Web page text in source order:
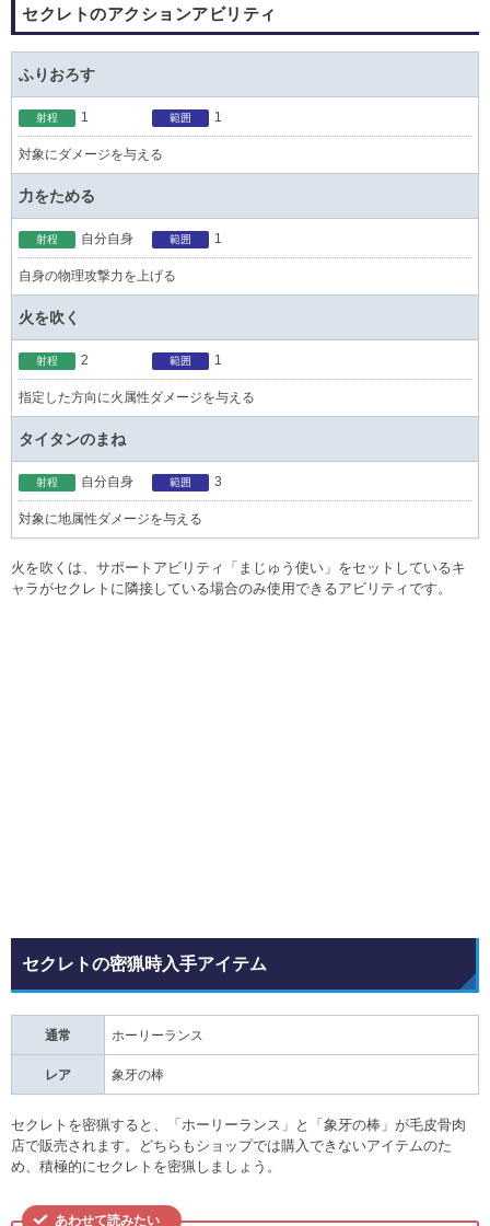
セクレトのアクションアビリティ
ふりおろす
射程 1 範囲 1
対象にダメージを与える
力をためる
射程 自分自身 範囲 1
自身の物理攻撃力を上げる
火を吹く
射程 2 範囲 1
指定した方向に火属性ダメージを与える
タイタンのまね
射程 自分自身 範囲 3
対象に地属性ダメージを与える
火を吹くは、サポートアビリティ「まじゅう使い」をセットしているキ
ャラがセクレトに隣接している場合のみ使用できるアビリティです。
セクレトの密猟時入手アイテム
通常 ホーリーランス
レア 象牙の棒
セクレトを密猟すると、「ホーリーランス」と「象牙の棒」が毛皮骨肉
店で販売されます。どちらもショップでは購入できないアイテムのた
め、積極的にセクレトを密猟しましょう。
あわせて読みたい